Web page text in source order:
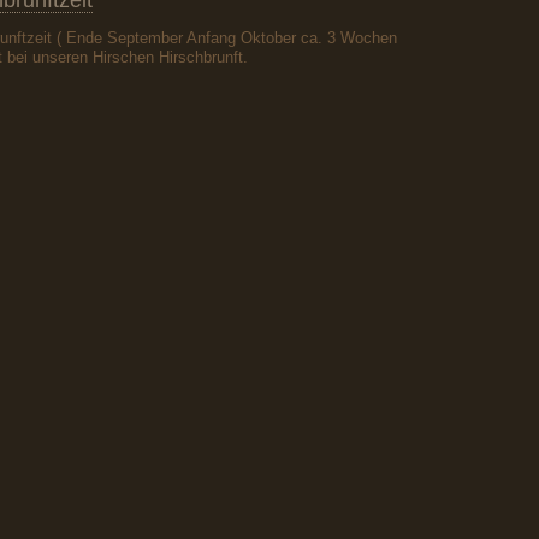
( Ende September Anfang Oktober ca. 3 Wochen
bei unseren Hirschen Hirschbrunft.